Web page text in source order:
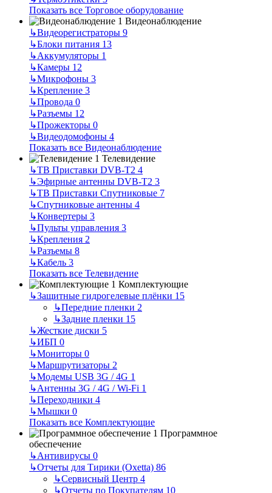
Показать все Торговое оборудование
Видеонаблюдение
↳Видеорегистраторы 9
↳Блоки питания 13
↳Аккумуляторы 1
↳Камеры 12
↳Микрофоны 3
↳Крепление 3
↳Провода 0
↳Разъемы 12
↳Прожекторы 0
↳Видеодомофоны 4
Показать все Видеонаблюдение
Телевидение
↳ТВ Приставки DVB-T2 4
↳Эфирные антенны DVB-T2 3
↳ТВ Приставки Спутниковые 7
↳Спутниковые антенны 4
↳Конвертеры 3
↳Пульты управления 3
↳Крепления 2
↳Разъемы 8
↳Кабель 3
Показать все Телевидение
Комплектующие
↳Защитные гидрогелевые плёнки 15
↳Передние пленки 2
↳Задние пленки 15
↳Жесткие диски 5
↳ИБП 0
↳Мониторы 0
↳Маршрутизаторы 2
↳Модемы USB 3G / 4G 1
↳Антенны 3G / 4G / Wi-Fi 1
↳Переходники 4
↳Мышки 0
Показать все Комплектующие
Программное
обеспечение
↳Антивирусы 0
↳Отчеты для Тирики (Oxetta) 86
↳Сервисный Центр 4
↳Отчеты по Покупателям 10